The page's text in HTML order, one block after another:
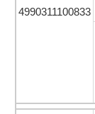
4990311100833